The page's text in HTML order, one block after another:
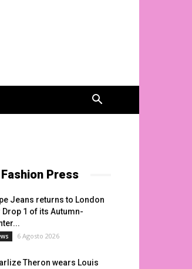
Press
Jeans returns to London
1 of its Autumn-
6 Agosto 2026
Theron wears Louis